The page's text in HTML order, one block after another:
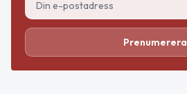
Prenumerera